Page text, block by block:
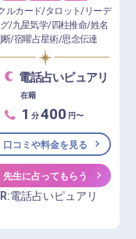
ルカード/タロット/リーデ
/九星気学/四柱推命/姓名
断/宿曜占星術/思念伝達
電話占いピュアリ
在籍
1 分400 円〜
口コミや料金を見る
先生に占ってもらう
電話占いピュアリ